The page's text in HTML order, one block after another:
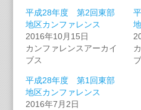
平成28年度 第2回東部
地区カンファレンス
2016年10月15日
カンファレンスアーカイ
ブス
平成28年度 第1回東部
地区カンファレンス
2016年7月2日